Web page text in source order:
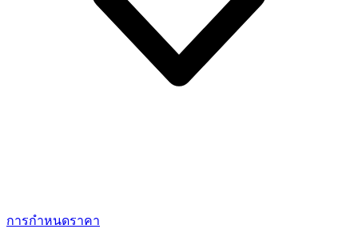
การกำหนดราคา